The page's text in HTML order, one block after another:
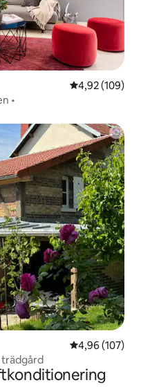
4,92 av 5 i
4,92 (109)
•
4,96 av 5 i
4,96 (107)
trädgård